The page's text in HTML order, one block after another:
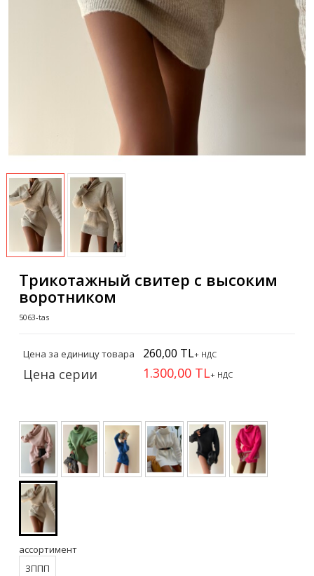
Трикотажный свитер с высоким
воротником
5063-tas
Цена за единицу товара 260,00 TL+ НДС
Цена серии 1.300,00 TL+ НДС
ассортимент
ЗППП